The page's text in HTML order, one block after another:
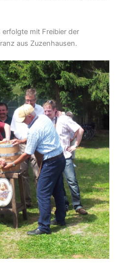
erfolgte mit Freibier der
aus Zuzenhausen.